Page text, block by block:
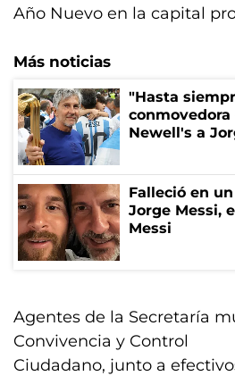
Año Nuevo en la capital
Más noticias
"Hasta
Newell's a
Falleció en
Jorge Messi,
Messi
Agentes de la Secretaría
Convivencia y Control
Ciudadano, junto a